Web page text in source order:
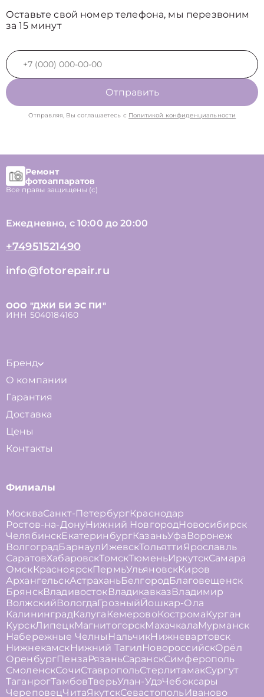
Оставьте свой номер телефона, мы перезвоним
за 15 минут
Отправить
Отправляя, Вы соглашаетесь с Политикой конфиденциальности
Ремонт
фотоаппаратов
Все правы защищены (с)
Ежедневно, с 10:00 до 20:00
+74951521490
info@fotorepair.ru
ООО "ДЖИ БИ ЭС ПИ"
ИНН 5040184160
Бренд
О компании
Гарантия
Доставка
Цены
Контакты
Филиалы
МоскваСанкт-ПетербургКраснодар
Ростов-на-ДонуНижний НовгородНовосибирск
ЧелябинскЕкатеринбургКазаньУфа Воронеж
ВолгоградБарнаулИжевскТольяттиЯрославль
СаратовХабаровскТомскТюменьИркутскСамара
ОмскКрасноярскПермьУльяновскКиров
АрхангельскАстраханьБелгородБлаговещенск
БрянскВладивостокВладикавказВладимир
ВолжскийВологдаГрозныйЙошкар-Ола
КалининградКалуга КемеровоКостромаКурган
КурскЛипецкМагнитогорскМахачкалаМурманск
Набережные Челны НальчикНижневартовск
НижнекамскНижний ТагилНовороссийскОрёл
ОренбургПензаРязаньСаранскСимферополь
СмоленскСочиСтавропольСтерлитамакСургут
ТаганрогТамбовТверьУлан-УдэЧебоксары
ЧереповецЧитаЯкутскСевастопольИваново